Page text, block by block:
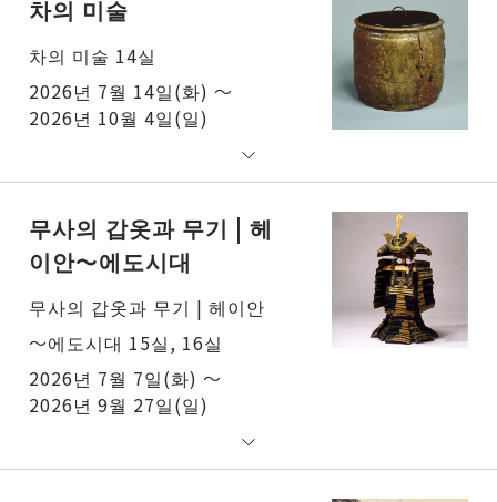
차의 미술
차의 미술 14실
2026년 7월 14일(화) ～
2026년 10월 4일(일)
무사의 갑옷과 무기 | 헤
이안～에도시대
무사의 갑옷과 무기 | 헤이안
～에도시대 15실, 16실
2026년 7월 7일(화) ～
2026년 9월 27일(일)